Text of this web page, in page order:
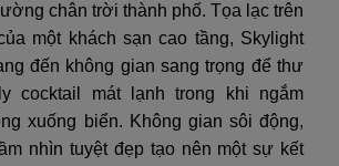
chân trời thành phố. Tọa lạc trên
một khách sạn cao tầng, Skylight
đến không gian sang trọng để thư
cocktail mát lạnh trong khi ngắm
xuống biển. Không gian sôi động,
nhìn tuyệt đẹp tạo nên một sự kết